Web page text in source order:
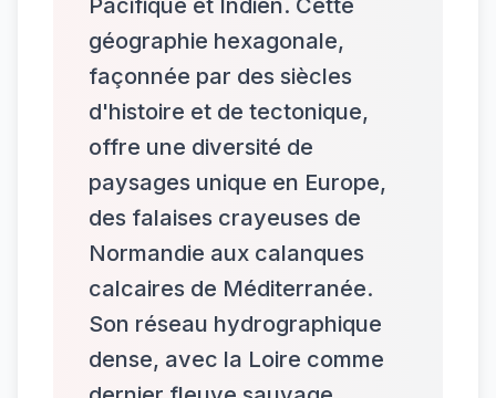
Pacifique et Indien. Cette
géographie hexagonale,
façonnée par des siècles
d'histoire et de tectonique,
offre une diversité de
paysages unique en Europe,
des falaises crayeuses de
Normandie aux calanques
calcaires de Méditerranée.
Son réseau hydrographique
dense, avec la Loire comme